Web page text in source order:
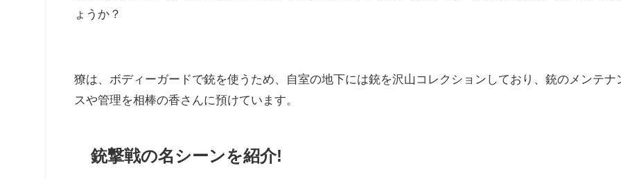
ょうか？
獠は、ボディーガードで銃を使うため、自室の地下には銃を沢山コレクションしており、銃のメンテナ
スや管理を相棒の香さんに預けています。
銃撃戦の名シーンを紹介!